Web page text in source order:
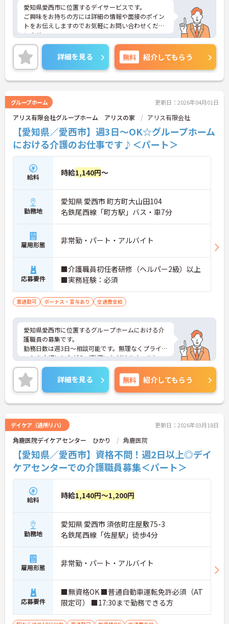
愛知県愛西市に位置するデイサービスです。
ご興味をお持ちの方には詳細の情報や面接のポイン
トをお伝えしますのでお気軽にお問い合わせくださ
いませ。
詳細を見る 無料 紹介してもらう
グループホーム 更新日：2026年04月01日
アリス有限会社グループホーム アリスの家 アリス有限会社
【愛知県／愛西市】週3日～OK☆グループホーム
における介護のお仕事です♪＜パート＞
給料 時給1,140円～
勤務地
愛知県 愛西市 町方町大山田104
名鉄尾西線「町方駅」バス・車7分
雇用形態 非常勤・パート・アルバイト
応募要件
■介護職員初任者研修（ヘルパー2級）以上
■実務経験：必須
車通勤可 ボーナス・賞与あり 交通費支給
愛知県愛西市に位置するグループホームにおける介
護職員の募集です。
勤務日数は週3日～相談可能です。無理なくプライベ
ートを大切にしながらご勤務いただけます。また、
利用可能な託児所があり、子育て世代の方も安心し
てご勤務いただけます。
ご興味のある方には、面接対策ポイントなど、さら
に詳細をご案内しますのでお気軽にご相談くださ
い！
詳細を見る 無料 紹介してもらう
デイケア（通所リハ） 更新日：2026年03月18日
角鹿医院デイケアセンター ひかり 角鹿医院
【愛知県／愛西市】資格不問！週2日以上◎デイ
ケアセンターでの介護職員募集＜パート＞
給料 時給1,140円～1,200円
勤務地
愛知県 愛西市 須依町庄屋敷75-3
名鉄尾西線「佐屋駅」徒歩4分
雇用形態 非常勤・パート・アルバイト
応募要件
■無資格OK ■普通自動車運転免許必須（AT
限定可） ■17:30まで勤務できる方